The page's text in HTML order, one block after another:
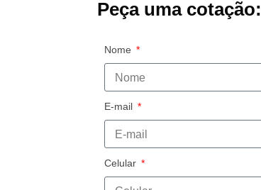
Peça uma cotação:
Nome
E-mail
Celular